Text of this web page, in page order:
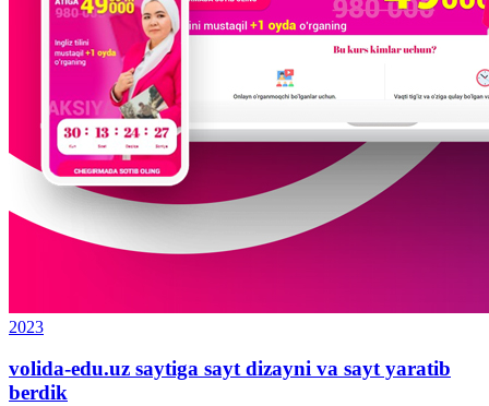
2023
volida-edu.uz saytiga sayt dizayni va sayt yaratib
berdik